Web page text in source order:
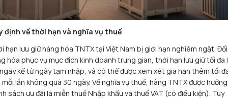
định về thời hạn và nghĩa vụ thuế
hạn lưu giữ hàng hóa TNTX tại Việt Nam bị giới hạn nghiêm ngặt.
hóa phục vụ mục đích kinh doanh trung gian, thời hạn lưu giữ tối đa
kể từ ngày tạm nhập, và có thể được xem xét gia hạn thêm tối
mỗi lần không quá 30 ngày. Về nghĩa vụ thuế, hàng TNTX được hưởng
sách ưu đãi là miễn thuế Nhập khẩu và thuế VAT (có điều kiện). Tuy